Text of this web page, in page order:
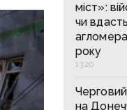
міст»:
чи
року
13:20
на